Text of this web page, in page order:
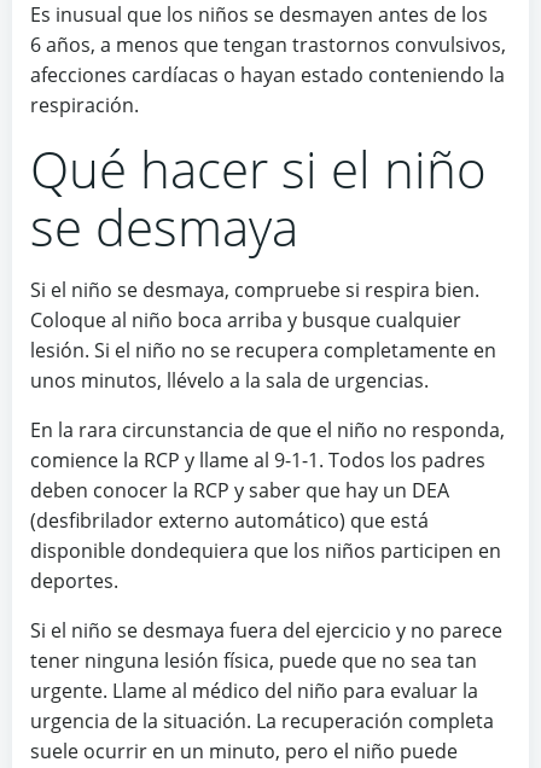
Es inusual que los niños se desmayen antes de los
6 años, a menos que tengan trastornos convulsivos,
afecciones cardíacas o hayan estado conteniendo la
respiración.
Qué hacer si el niño
se desmaya
Si el niño se desmaya, compruebe si respira bien.
Coloque al niño boca arriba y busque cualquier
lesión. Si el niño no se recupera completamente en
unos minutos, llévelo a la sala de urgencias.
En la rara circunstancia de que el niño no responda,
comience la RCP y llame al 9-1-1. Todos los padres
deben conocer la RCP y saber que hay un DEA
(desfibrilador externo automático) que está
disponible dondequiera que los niños participen en
deportes.
Si el niño se desmaya fuera del ejercicio y no parece
tener ninguna lesión física, puede que no sea tan
urgente. Llame al médico del niño para evaluar la
urgencia de la situación. La recuperación completa
suele ocurrir en un minuto, pero el niño puede